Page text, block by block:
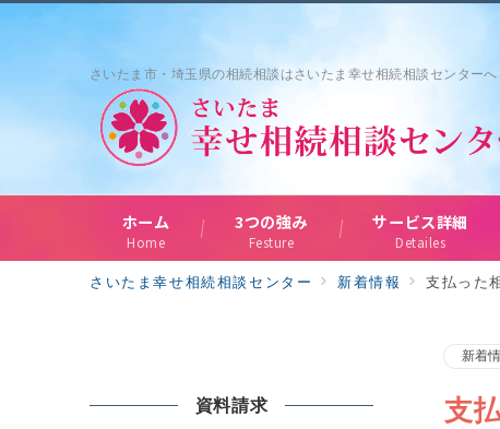
さいたま市・埼玉県の相続相談はさいたま幸せ相続相談センターへ
ホーム
Home
3つの強み
Festure
サービス詳細
Detailes
さいたま幸せ相続相談センター 新着情報 支払った
新着
支
資料請求